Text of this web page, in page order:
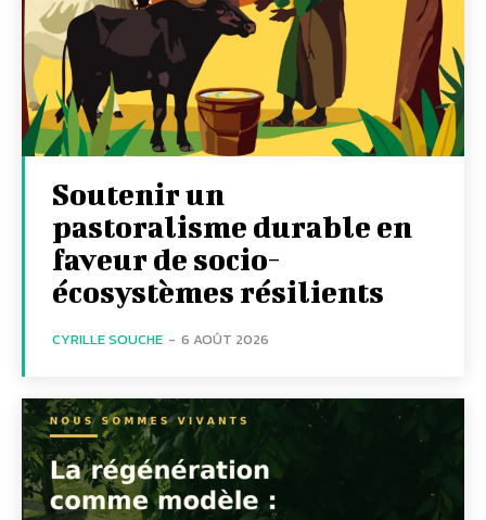
Soutenir un
pastoralisme durable en
faveur de socio-
écosystèmes résilients
CYRILLE SOUCHE - 6 AOÛT 2026